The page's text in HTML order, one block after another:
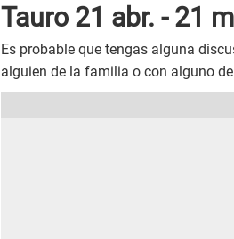
Tauro 21 abr. - 21
Es probable que tengas alguna
alguien de la familia o con alguno